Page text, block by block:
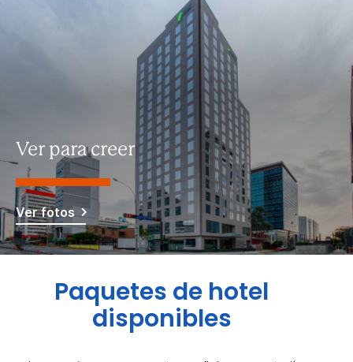
Ver para creer
Ver fotos
Paquetes de hotel
disponibles